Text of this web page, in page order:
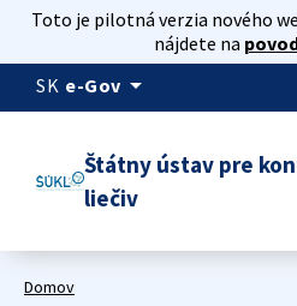
Toto je pilotná verzia nového
nájdete na
SK e-Gov arrow_drop_down
Štátny ústav pre
liečiv
Domov